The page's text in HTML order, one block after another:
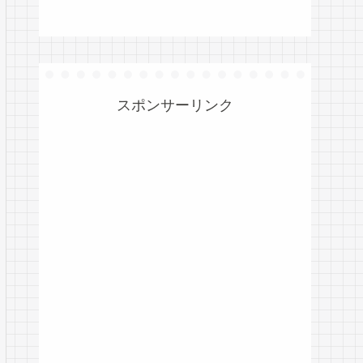
スポンサーリンク